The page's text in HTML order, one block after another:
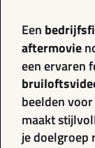
Een
aftermovie
een ervaren
beelden voor
maakt
je doelgroep